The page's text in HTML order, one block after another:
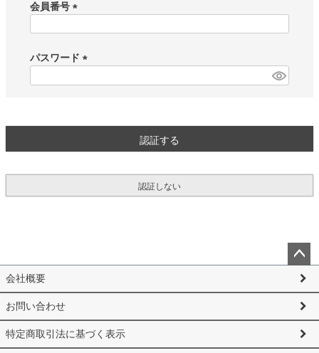
会員番号
須
)
パスワード
認証する
認証しない
ペー
ップ
へ
会社概要
お問い合わせ
特定商取引法に基づく表示